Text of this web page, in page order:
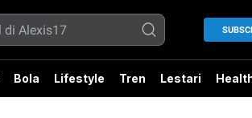
Bola Lifestyle Tren Lestari